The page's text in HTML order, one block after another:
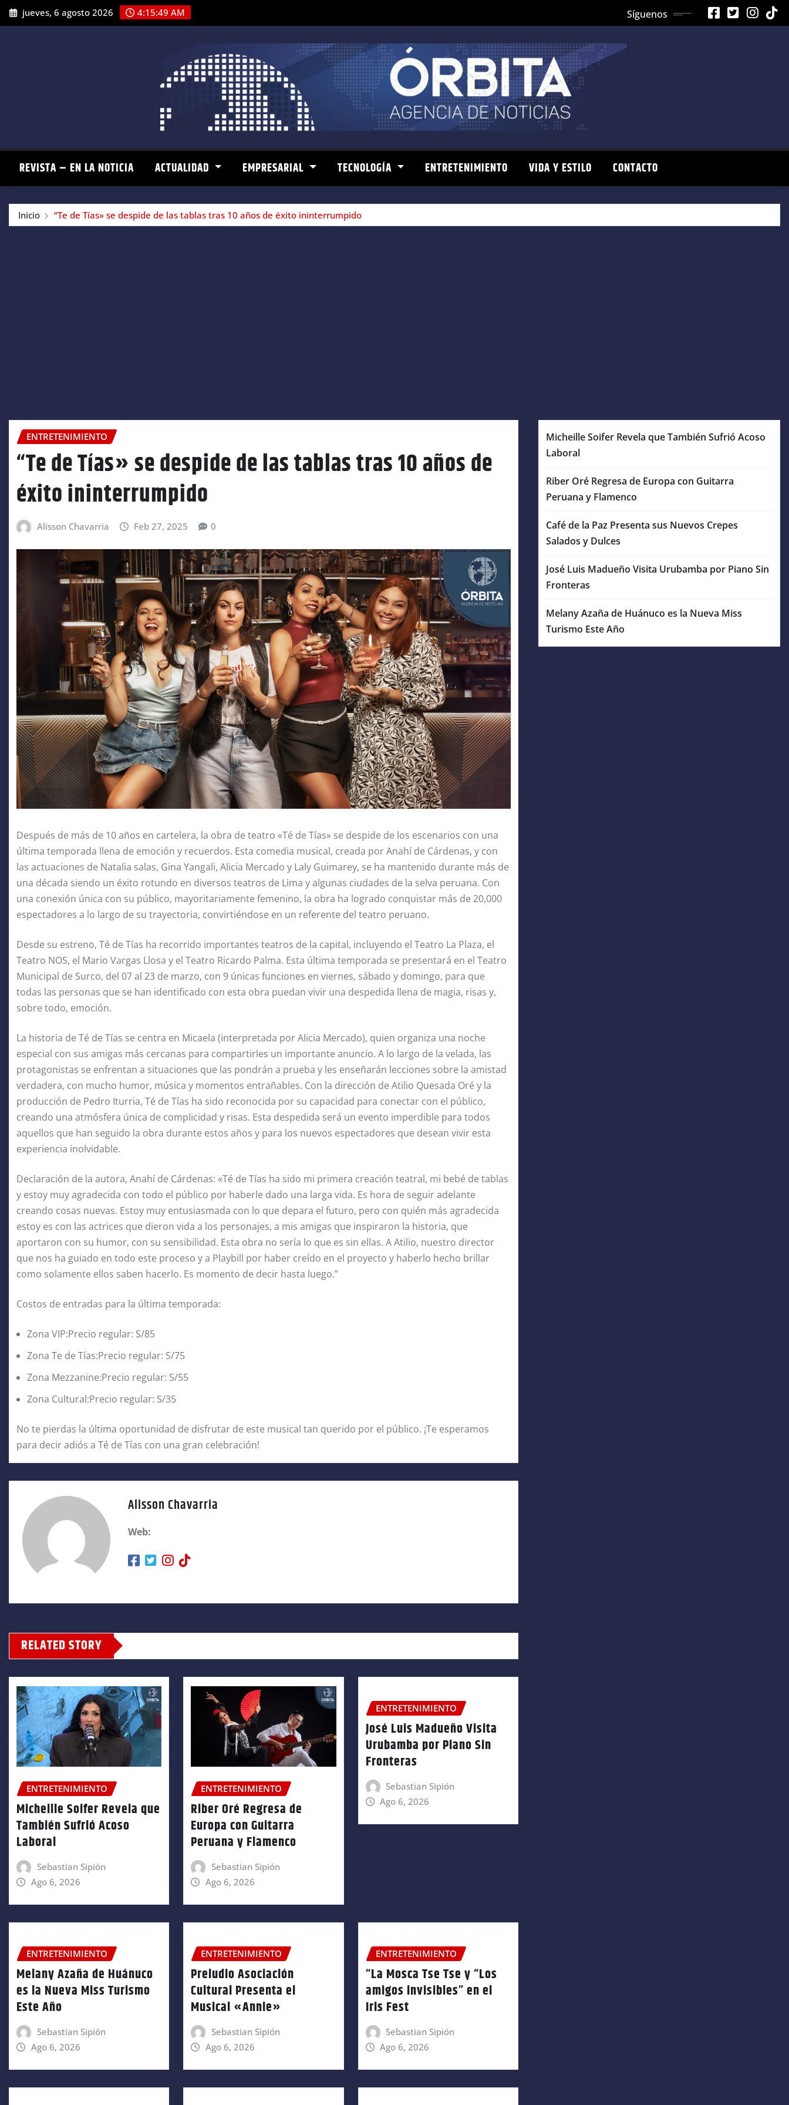
Saltar
al
jueves, 6 agosto 2026 4:15:50 AM Síguenos
REVISTA – EN LA NOTICIA ACTUALIDAD EMPRESARIAL TECNOLOGÍA ENTRETENIMIENTO VIDA Y ESTILO CONTACTO
Inicio “Te de Tías» se despide de las tablas tras 10 años de éxito ininterrumpido
ENTRETENIMIENTO
“Te de Tías» se despide de las tablas tras 10 años de
éxito ininterrumpido
Alisson Chavarria Feb 27, 2025 0
Después de más de 10 años en cartelera, la obra de teatro «Té de Tías» se despide de los escenarios con una
última temporada llena de emoción y recuerdos. Esta comedia musical, creada por Anahí de Cárdenas, y con
las actuaciones de Natalia salas, Gina Yangali, Alicia Mercado y Laly Guimarey, se ha mantenido durante más de
una década siendo un éxito rotundo en diversos teatros de Lima y algunas ciudades de la selva peruana. Con
una conexión única con su público, mayoritariamente femenino, la obra ha logrado conquistar más de 20,000
espectadores a lo largo de su trayectoria, convirtiéndose en un referente del teatro peruano.
Desde su estreno, Té de Tías ha recorrido importantes teatros de la capital, incluyendo el Teatro La Plaza, el
Teatro NOS, el Mario Vargas Llosa y el Teatro Ricardo Palma. Esta última temporada se presentará en el Teatro
Municipal de Surco, del 07 al 23 de marzo, con 9 únicas funciones en viernes, sábado y domingo, para que
todas las personas que se han identificado con esta obra puedan vivir una despedida llena de magia, risas y,
sobre todo, emoción.
La historia de Té de Tías se centra en Micaela (interpretada por Alicia Mercado), quien organiza una noche
especial con sus amigas más cercanas para compartirles un importante anuncio. A lo largo de la velada, las
protagonistas se enfrentan a situaciones que las pondrán a prueba y les enseñarán lecciones sobre la amistad
verdadera, con mucho humor, música y momentos entrañables. Con la dirección de Atilio Quesada Oré y la
producción de Pedro Iturria, Té de Tías ha sido reconocida por su capacidad para conectar con el público,
creando una atmósfera única de complicidad y risas. Esta despedida será un evento imperdible para todos
aquellos que han seguido la obra durante estos años y para los nuevos espectadores que desean vivir esta
experiencia inolvidable.
Declaración de la autora, Anahí de Cárdenas: «Té de Tías ha sido mi primera creación teatral, mi bebé de tablas
y estoy muy agradecida con todo el público por haberle dado una larga vida. Es hora de seguir adelante
creando cosas nuevas. Estoy muy entusiasmada con lo que depara el futuro, pero con quién más agradecida
estoy es con las actrices que dieron vida a los personajes, a mis amigas que inspiraron la historia, que
aportaron con su humor, con su sensibilidad. Esta obra no sería lo que es sin ellas. A Atilio, nuestro director
que nos ha guiado en todo este proceso y a Playbill por haber creído en el proyecto y haberlo hecho brillar
como solamente ellos saben hacerlo. Es momento de decir hasta luego.”
Costos de entradas para la última temporada:
Zona VIP:Precio regular: S/85
Zona Te de Tías:Precio regular: S/75
Zona Mezzanine:Precio regular: S/55
Zona Cultural:Precio regular: S/35
No te pierdas la última oportunidad de disfrutar de este musical tan querido por el público. ¡Te esperamos
para decir adiós a Té de Tías con una gran celebración!
Alisson Chavarria
Web:
RELATED STORY
ENTRETENIMIENTO
Micheille Soifer Revela que
También Sufrió Acoso
Laboral
Sebastian Sipión
Ago 6, 2026
ENTRETENIMIENTO
Riber Oré Regresa de
Europa con Guitarra
Peruana y Flamenco
Sebastian Sipión
Ago 6, 2026
ENTRETENIMIENTO
José Luis Madueño Visita
Urubamba por Piano Sin
Fronteras
Sebastian Sipión
Ago 6, 2026
ENTRETENIMIENTO
Melany Azaña de Huánuco
es la Nueva Miss Turismo
Este Año
Sebastian Sipión
Ago 6, 2026
ENTRETENIMIENTO
Preludio Asociación
Cultural Presenta el
Musical «Annie»
Sebastian Sipión
Ago 6, 2026
ENTRETENIMIENTO
“La Mosca Tse Tse y “Los
amigos invisibles” en el
Iris Fest
Sebastian Sipión
Ago 6, 2026
Micheille Soifer Revela que También Sufrió Acoso
Laboral
Riber Oré Regresa de Europa con Guitarra
Peruana y Flamenco
Café de la Paz Presenta sus Nuevos Crepes
Salados y Dulces
José Luis Madueño Visita Urubamba por Piano Sin
Fronteras
Melany Azaña de Huánuco es la Nueva Miss
Turismo Este Año